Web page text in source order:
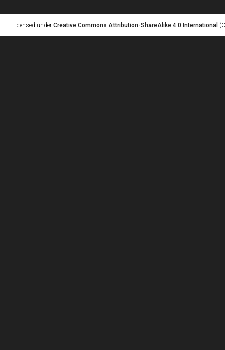
Licensed under Creative Commons Attribution-ShareAlike 4.0 International